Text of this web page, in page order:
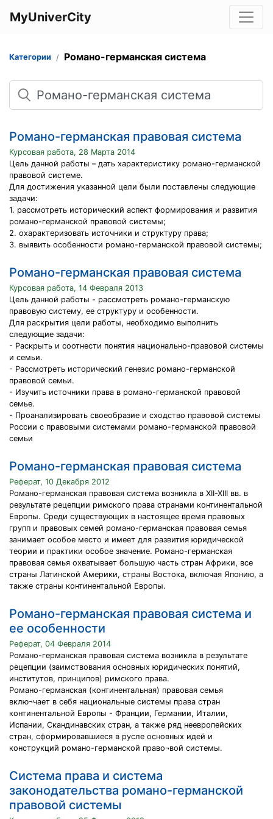
MyUniverCity
Категории Романо-германская система
Поиск
Романо-германская правовая система
Курсовая работа, 28 Марта 2014
Цель данной работы – дать характеристику романо-германской
правовой системе.
Для достижения указанной цели были поставлены следующие
задачи:
1. рассмотреть исторический аспект формирования и развития
романо-германской правовой системы;
2. охарактеризовать источники и структуру права;
3. выявить особенности романо-германской правовой системы;
Романо-германская правовая система
Курсовая работа, 14 Февраля 2013
Цель данной работы - рассмотреть романо-германскую
правовую систему, ее структуру и особенности.
Для раскрытия цели работы, необходимо выполнить
следующие задачи:
- Раскрыть и соотнести понятия национально-правовой системы
и семьи.
- Рассмотреть исторический генезис романо-германской
правовой семьи.
- Изучить источники права в романо-германской правовой
семье.
- Проанализировать своеобразие и сходство правовой системы
России с правовыми системами романо-германской правовой
семьи
Романо-германская правовая система
Реферат, 10 Декабря 2012
Романо-германская правовая система возникла в XII-XIII вв. в
результате рецепции римского права странами континентальной
Европы. Среди существующих в настоящее время правовых
групп и правовых семей романо-германская правовая семья
занимает особое место и имеет для развития юридической
теории и практики особое значение. Романо-германская
правовая семья охватывает большую часть стран Африки, все
страны Латинской Америки, страны Востока, включая Японию, а
также страны континентальной Европы.
Романо-германская правовая система и
ее особенности
Реферат, 04 Февраля 2014
Романо-германская правовая система возникла в результате
рецепции (заимствования основных юридических понятий,
институтов, принципов) римского права.
Романо-германская (континентальная) правовая семья
вклю¬чает в себя национальные системы права стран
континентальной Европы - Франции, Германии, Италии,
Испании, Скандинавских стран, а также ряд неевропейских
стран, сформировавшиеся в русле основных идей и
конструкций романо-германской право¬вой системы.
Система права и система
законодательства романо-германской
правовой системы